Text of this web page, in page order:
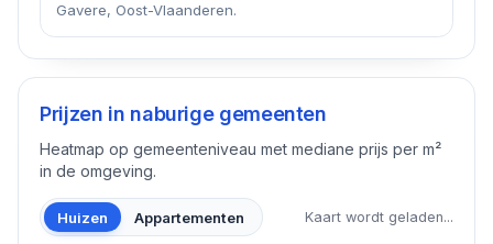
Gavere, Oost-Vlaanderen.
Prijzen in naburige gemeenten
Heatmap op gemeenteniveau met mediane prijs per m²
in de omgeving.
Huizen Appartementen Kaart wordt geladen...